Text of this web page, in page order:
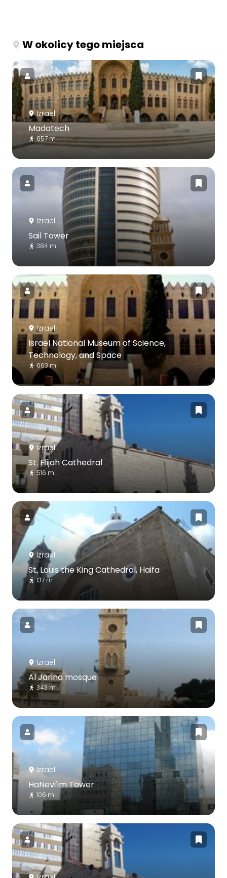
W okolicy tego miejsca
Izrael
Madatech
657 m
Izrael
Sail Tower
384 m
Izrael
Israel National Museum of Science,
Technology, and Space
663 m
Izrael
St. Elijah Cathedral
516 m
Izrael
St. Louis the King Cathedral, Haifa
137 m
Izrael
Al Jarina mosque
343 m
Izrael
HaNevi'im Tower
106 m